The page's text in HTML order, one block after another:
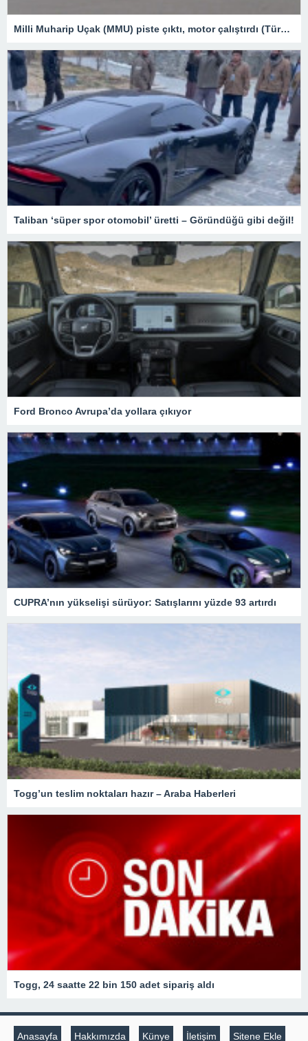
Milli Muharip Uçak (MMU) piste çıktı, motor çalıştırdı (Türkiye’nin yeni nesil yerli silahları) – Son Dakika Teknoloji Haberleri
Taliban ‘süper spor otomobil’ üretti – Göründüğü gibi değil!
Ford Bronco Avrupa’da yollara çıkıyor
CUPRA’nın yükselişi sürüyor: Satışlarını yüzde 93 artırdı
Togg’un teslim noktaları hazır – Araba Haberleri
Togg, 24 saatte 22 bin 150 adet sipariş aldı
Anasayfa Hakkımızda Künye İletişim Sitene Ekle